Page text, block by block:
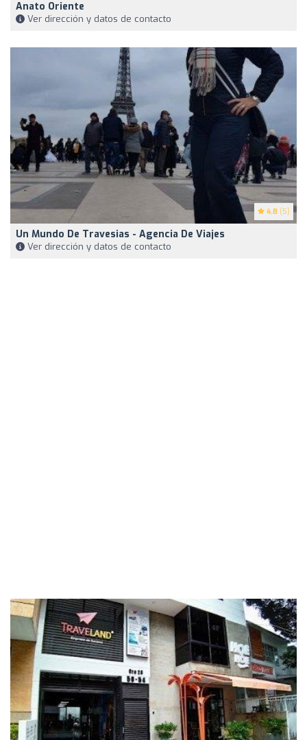
Anato Oriente
Ver dirección y datos de contacto
4.8 (5)
Un Mundo De Travesias - Agencia De Viajes
Ver dirección y datos de contacto